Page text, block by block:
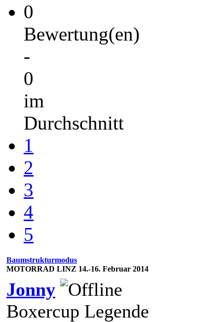
0
Bewertung(en)
-
0
im
Durchschnitt
1
2
3
4
5
Baumstrukturmodus
MOTORRAD LINZ 14.-16. Februar 2014
Jonny
Boxercup Legende